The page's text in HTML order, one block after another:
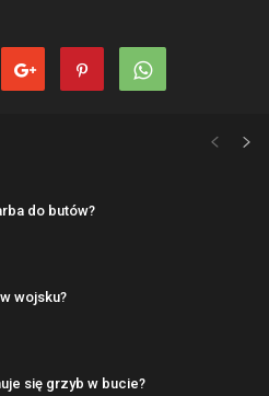
do butów?
wojsku?
się grzyb w bucie?